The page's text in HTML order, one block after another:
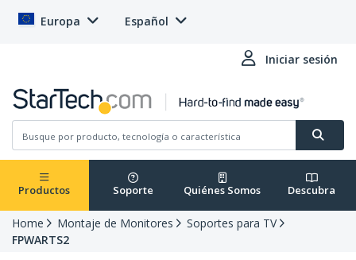
Europa Español
Iniciar sesión
Productos Soporte Quiénes Somos Descubra
Home Montaje de Monitores
Soportes para TV
FPWARTS2